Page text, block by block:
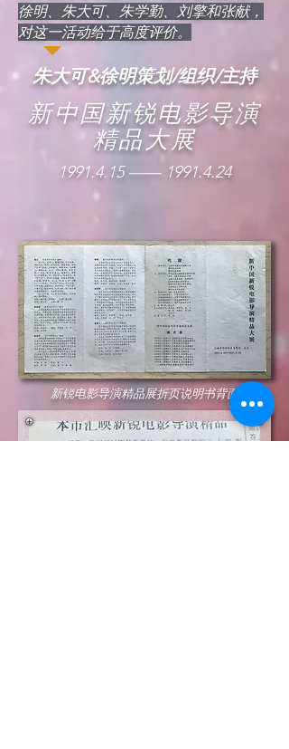
徐明、朱大可、朱学勤、刘擎和张献，
对这一活动给于高度评价。
朱大可&徐明策划/组织/主持
新中国新锐电影导演
精品大展
1991.4.15—— 1991.4.24
新锐电影导演精品展折页说明书背面